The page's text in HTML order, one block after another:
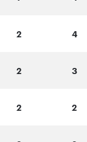
2 4
2 3
2 2